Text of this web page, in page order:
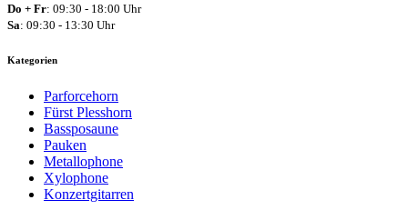
Do + Fr: 09:30 - 18:00 Uhr
Sa: 09:30 - 13:30 Uhr
Kategorien
Parforcehorn
Fürst Plesshorn
Bassposaune
Pauken
Metallophone
Xylophone
Konzertgitarren